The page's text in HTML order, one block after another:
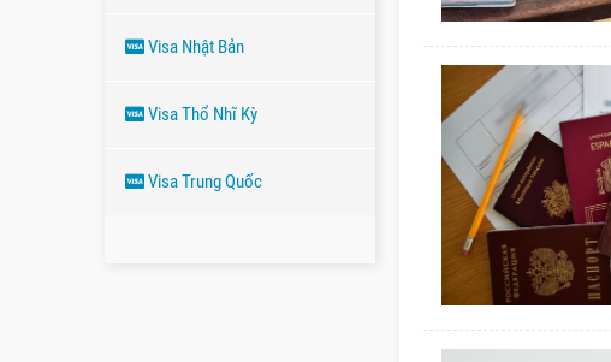
Visa Nhật Bản
Visa Thổ Nhĩ Kỳ
Visa Trung Quốc